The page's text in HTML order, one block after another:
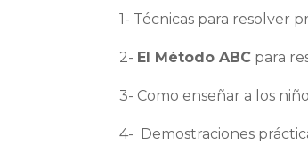
1- Técnicas para resolver
2- El Método ABC para
3- Como enseñar a los
4- Demostraciones